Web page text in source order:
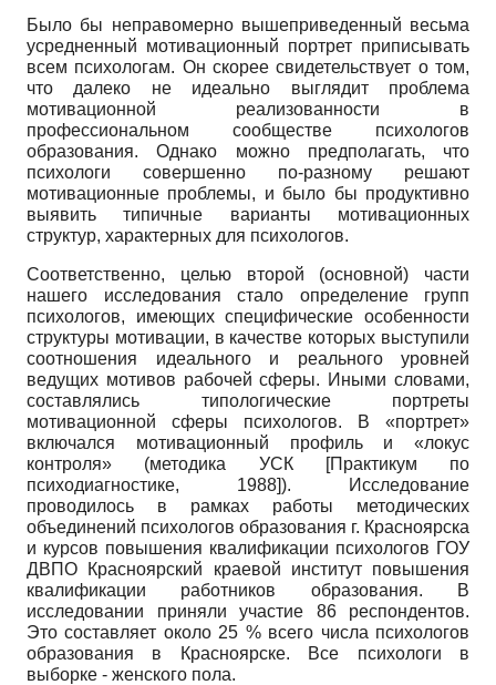
Было бы неправомерно вышеприведенный весьма
усредненный мотивационный портрет приписывать
всем психологам. Он скорее свидетельствует о том,
что далеко не идеально выглядит проблема
мотиваци­онной реализованности в
профессиональном сообществе психологов
образования. Однако можно предполагать, что
психологи совершенно по-разному решают
мотиваци­онные проблемы, и было бы продуктивно
выявить типичные варианты мотивацион­ных
структур, характерных для психологов.
Соответственно, целью второй (основной) части
нашего исследования стало определение групп
психологов, имеющих специфические особенности
структуры мотивации, в качестве которых выступили
соотношения идеального и реального уровней
ведущих мотивов рабочей сферы. Иными словами,
составлялись типологические портреты
мотивационной сферы психологов. В «портрет»
включался мотивационный профиль и «локус
контроля» (методика УСК
[Практикум по
психодиагностике, 1988]). Исследование
проводилось в рамках работы методических
объединений психологов образования г. Красноярска
и курсов повышения квалификации психологов ГОУ
ДВПО Красноярский краевой институт повышения
квалификации работников образования. В
исследовании приняли участие 86 респондентов.
Это составляет около 25 % всего числа психологов
образования в Красноярске. Все психологи в
выборке - женского пола.